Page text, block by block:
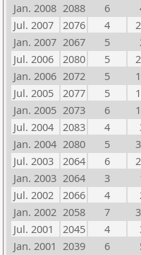
Jan. 2008 2088 6
Jul. 2007
2076 4
Jan. 2007 2067 5
Jul. 2006
2080 5
Jan. 2006 2072 5
Jul. 2005
2077 5
Jan. 2005 2073 6
Jul. 2004
2083 4
Jan. 2004 2080 5
Jul. 2003
2064 6
Jan. 2003 2064 3
Jul. 2002
2066 4
Jan. 2002 2058 7
Jul. 2001
2045 4
Jan. 2001 2039 6